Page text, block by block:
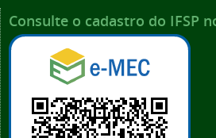
Consulte o cadastro do IFSP